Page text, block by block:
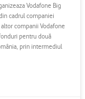
Vodafone Big
cadrul companiei
companii Vodafone
pentru două
prin intermediul